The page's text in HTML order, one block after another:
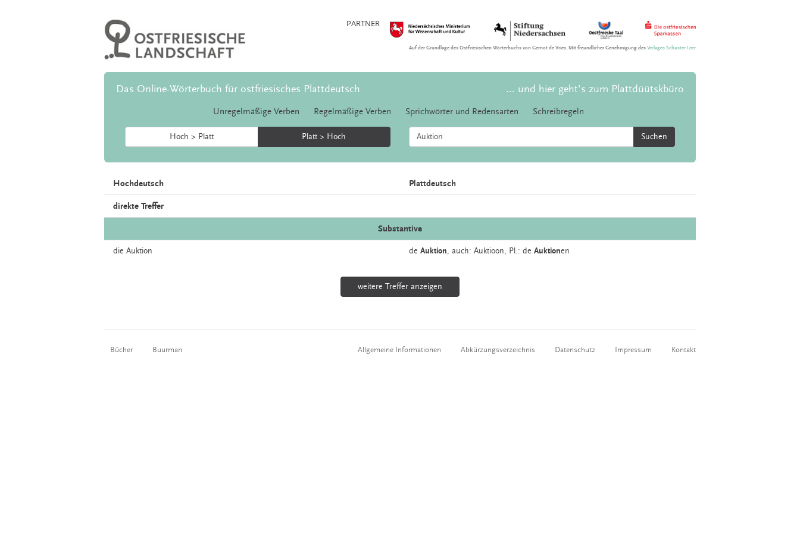
PARTNER
Auf der Grundlage des Ostfriesischen Wörterbuchs von Gernot de Vries. Mit freundlicher Genehmigung desVerlages Schuster Leer
Das Online-Wörterbuch für ostfriesisches Plattdeutsch ... und hier geht's zum Plattdüütskbüro
Unregelmäßige Verben Regelmäßige Verben Sprichwörter und Redensarten Schreibregeln
Hoch > Platt Platt > Hoch Suchen
Hochdeutsch Plattdeutsch
direkte Treffer
Substantive
die Auktion de Auktion, auch: Auktioon, Pl.: de Auktionen
weitere Treffer anzeigen
Bücher Buurman Allgemeine Informationen Abkürzungsverzeichnis Datenschutz Impressum Kontakt